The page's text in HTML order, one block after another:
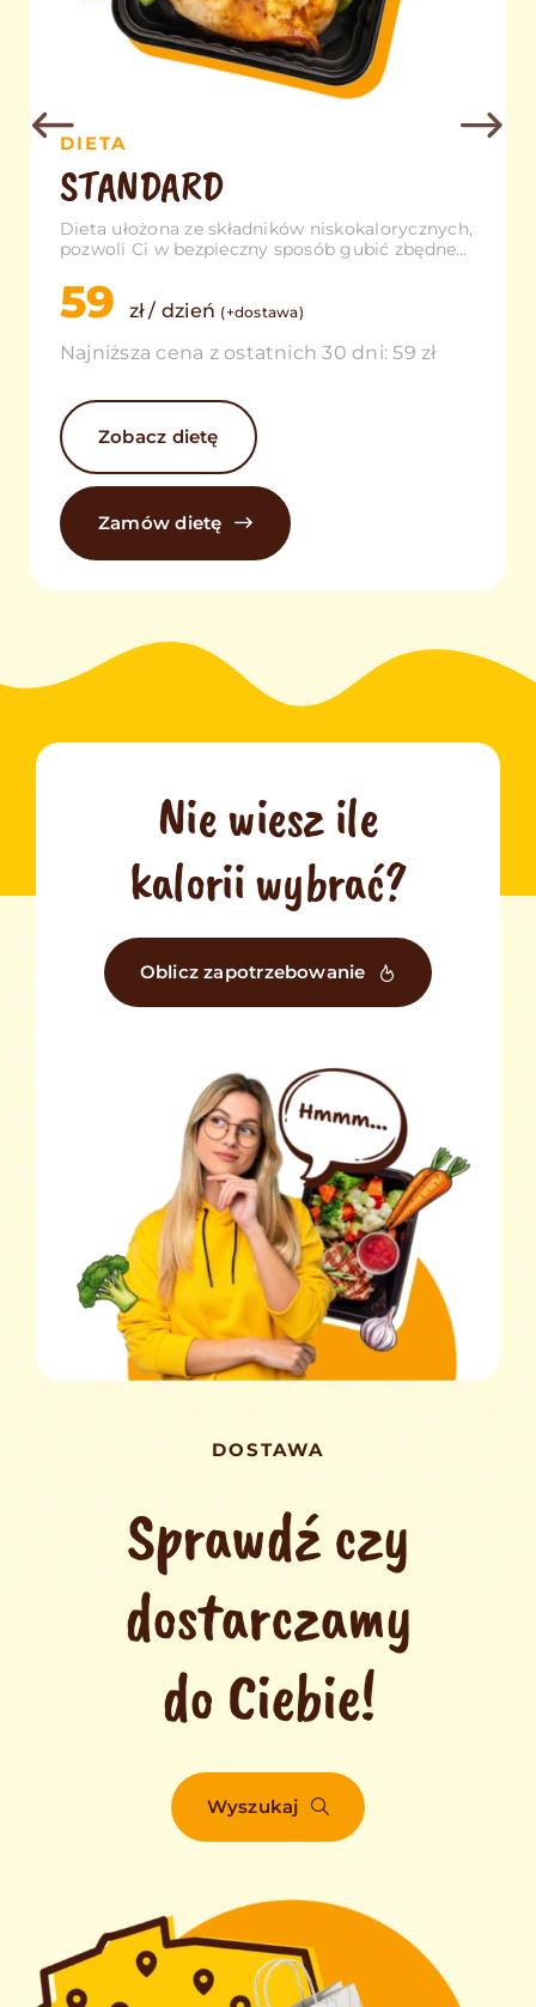
DIETA
STANDARD
Dieta ułożona ze składników niskokalorycznych,
pozwoli Ci w bezpieczny sposób gubić zbędne
59 zł / dzień (+dostawa)
Najniższa cena z ostatnich 30 dni: 59 zł
Zobacz dietę
Zamów dietę
Nie wiesz ile
kalorii wybrać?
Oblicz zapotrzebowanie
DOSTAWA
Sprawdź czy
dostarczamy
do Ciebie!
Wyszukaj